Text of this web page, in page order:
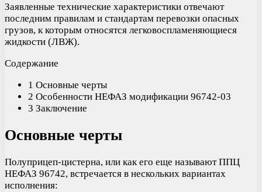
Заявленные технические характеристики отвечают
последним правилам и стандартам перевозки опасных
грузов, к которым относятся легковоспламеняющиеся
жидкости (ЛВЖ).
Содержание
1 Основные черты
2 Особенности НЕФАЗ модификации 96742-03
3 Заключение
Основные черты
Полуприцеп-цистерна, или как его еще называют ППЦ
НЕФАЗ 96742, встречается в нескольких вариантах
исполнения: